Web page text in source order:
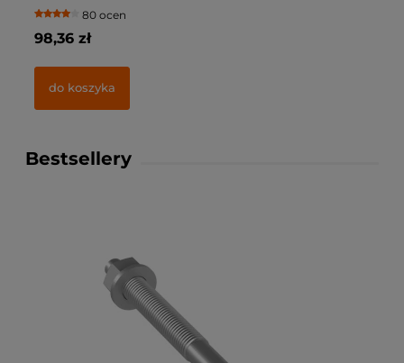
80 ocen
98,36 zł
do koszyka
Bestsellery